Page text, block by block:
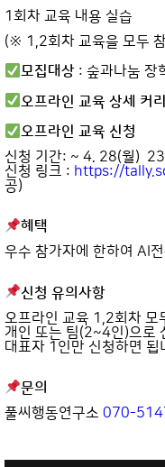
1회차 교육 내용 실습
(※ 1,2회차 교육을 모두
모집대상 : 숲과나눔 장
오프라인 교육 상세 커
오프라인 교육 신청
신청 기간: ~ 4. 28(월)
신청 링크 : https://
공)
혜택
우수 참가자에 한하여 AI
신청 유의사항
오프라인 교육 1,2회차 모
개인 또는 팀(2~4인)으로
대표자 1인만 신청하면 됩
문의
풀씨행동연구소 070-